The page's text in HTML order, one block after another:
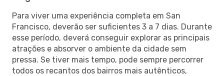
Para viver uma experiência completa em San
Francisco, deverão ser suficientes 3 a 7 dias. Durante
esse período, deverá conseguir explorar as principais
atrações e absorver o ambiente da cidade sem
pressa. Se tiver mais tempo, pode sempre percorrer
todos os recantos dos bairros mais autênticos,